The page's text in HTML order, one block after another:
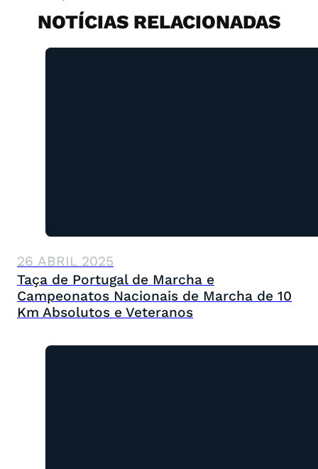
NOTÍCIAS RELACIONADAS
26 ABRIL 2025
Taça de Portugal de Marcha e
Campeonatos Nacionais de Marcha de 10
Km Absolutos e Veteranos